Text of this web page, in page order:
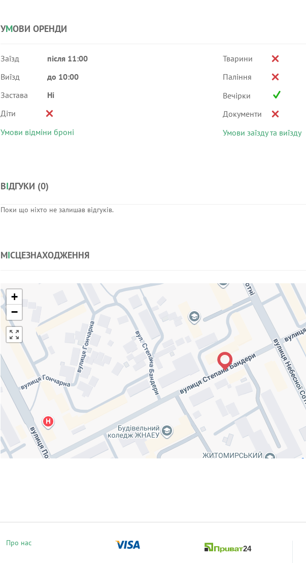
УМОВИ ОРЕНДИ
Заїзд
після 11:00
Виїзд
до 10:00
Застава
Ні
Діти
Умови відміни броні
Тварини
Паління
Вечірки
Документи
Умови заїзду та виїзду
ВІДГУКИ (0)
Поки що ніхто не залишав відгуків.
МІСЦЕЗНАХОДЖЕННЯ
+
−
Про нас